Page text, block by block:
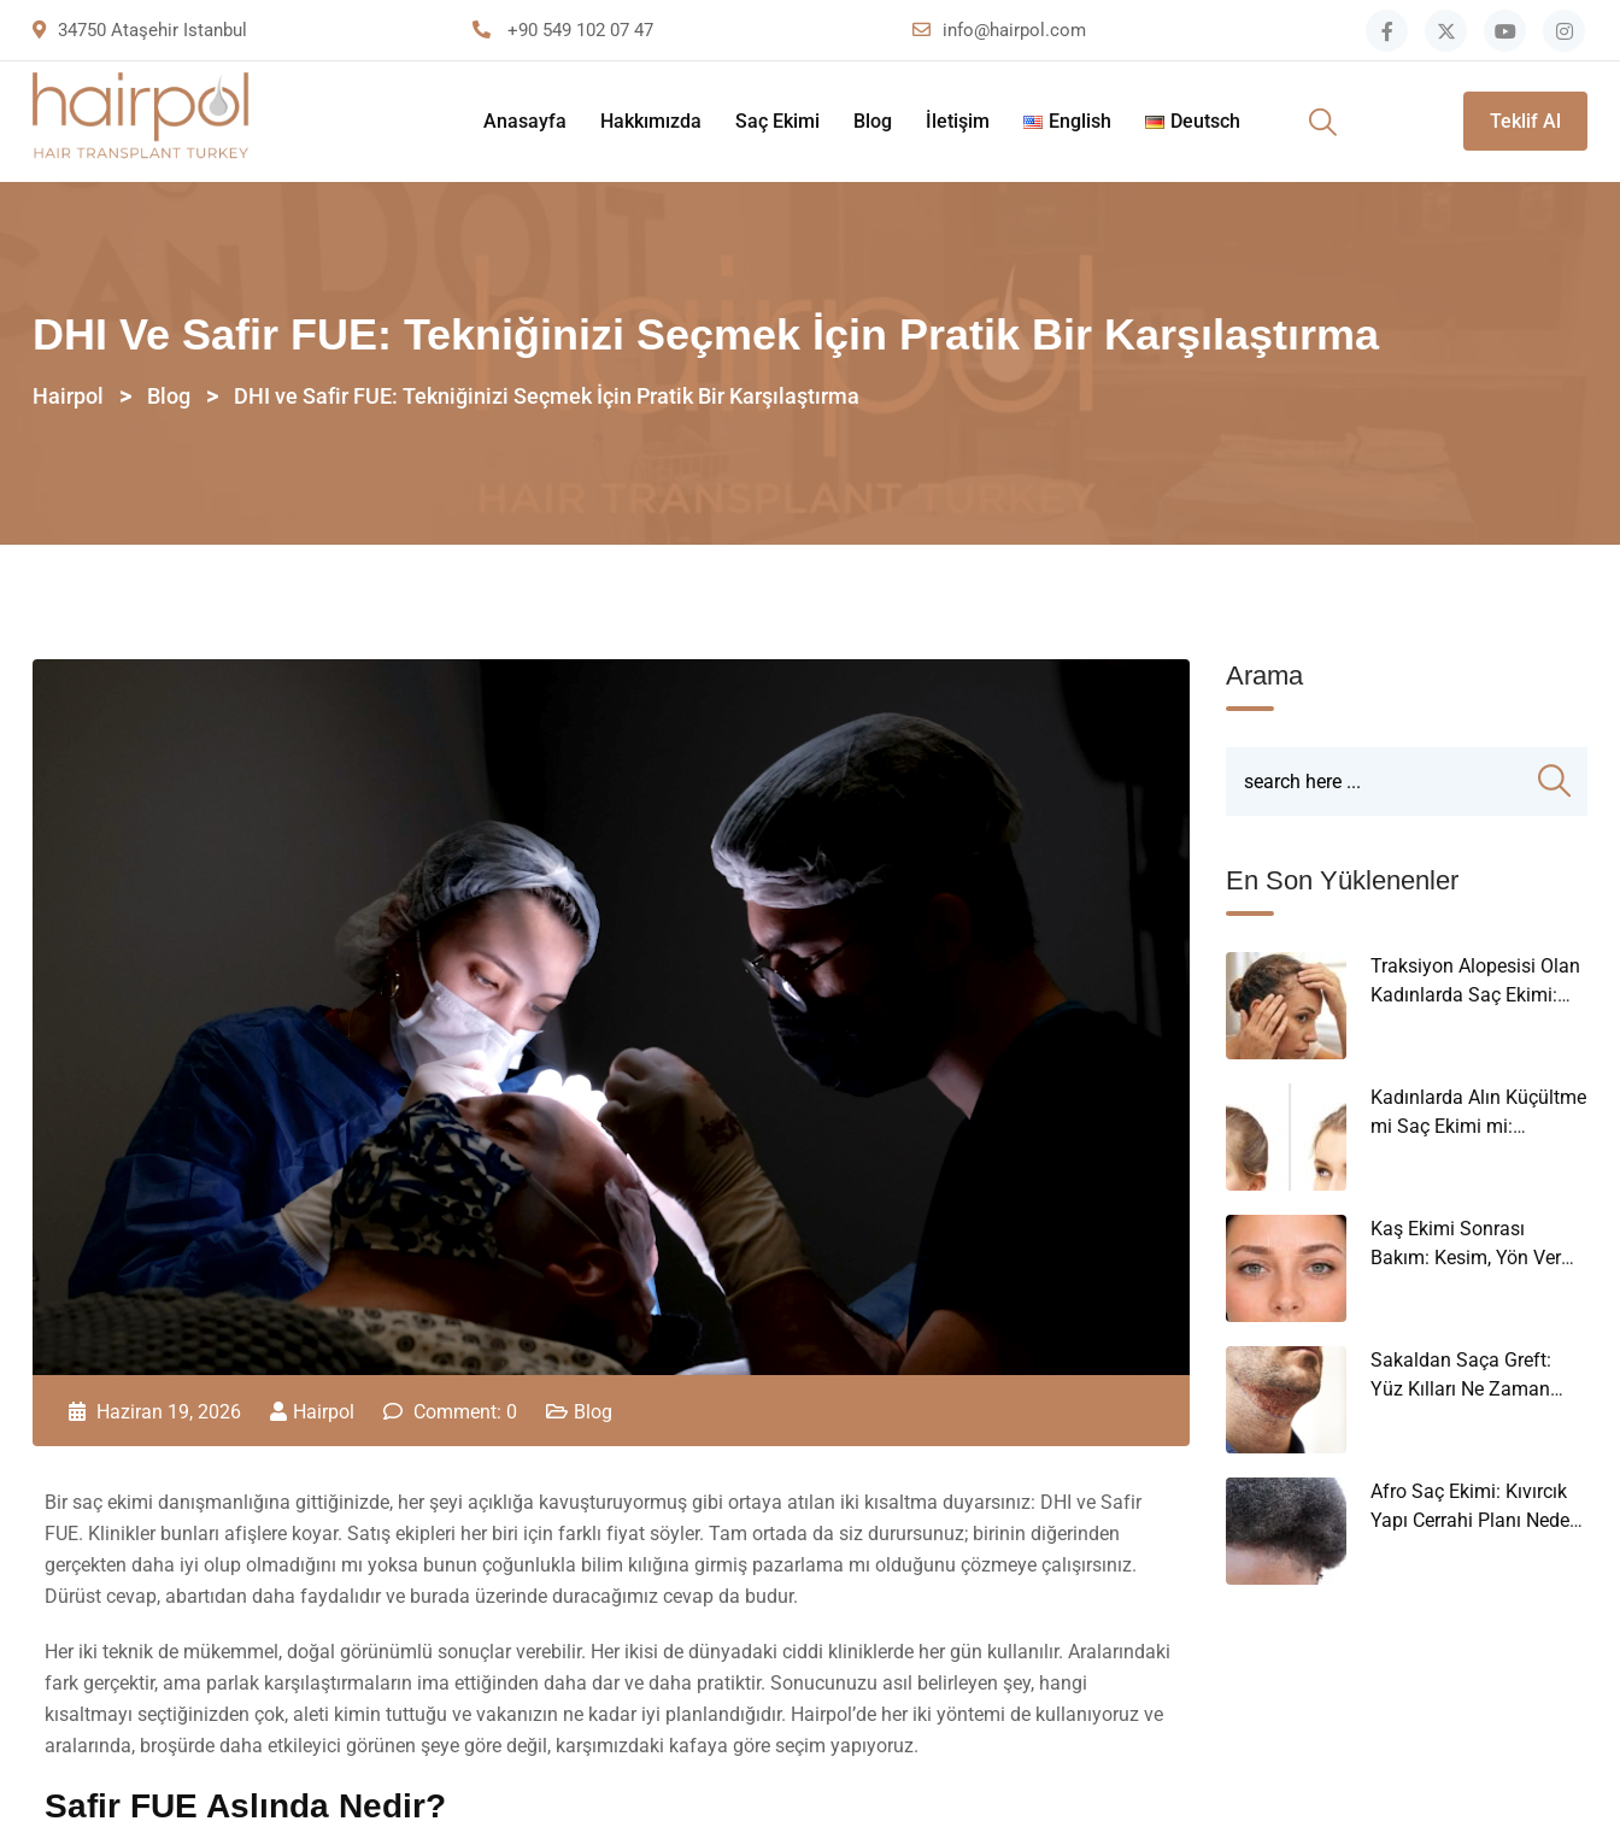
34750 Ataşehir Istanbul +90 549 102 07 47 info@hairpol.com
Anasayfa Hakkımızda Saç Ekimi Blog İletişim English Deutsch Teklif Al
DHI Ve Safir FUE: Tekniğinizi Seçmek İçin Pratik Bir Karşılaştırma
Hairpol > Blog > DHI ve Safir FUE: Tekniğinizi Seçmek İçin Pratik Bir Karşılaştırma
Haziran 19, 2026 Hairpol Comment: 0 Blog
Bir saç ekimi danışmanlığına gittiğinizde, her şeyi açıklığa kavuşturuyormuş gibi ortaya atılan iki kısaltma duyarsınız: DHI ve Safir
FUE. Klinikler bunları afişlere koyar. Satış ekipleri her biri için farklı fiyat söyler. Tam ortada da siz durursunuz; birinin diğerinden
gerçekten daha iyi olup olmadığını mı yoksa bunun çoğunlukla bilim kılığına girmiş pazarlama mı olduğunu çözmeye çalışırsınız.
Dürüst cevap, abartıdan daha faydalıdır ve burada üzerinde duracağımız cevap da budur.
Her iki teknik de mükemmel, doğal görünümlü sonuçlar verebilir. Her ikisi de dünyadaki ciddi kliniklerde her gün kullanılır. Aralarındaki
fark gerçektir, ama parlak karşılaştırmaların ima ettiğinden daha dar ve daha pratiktir. Sonucunuzu asıl belirleyen şey, hangi
kısaltmayı seçtiğinizden çok, aleti kimin tuttuğu ve vakanızın ne kadar iyi planlandığıdır. Hairpol’de her iki yöntemi de kullanıyoruz ve
aralarında, broşürde daha etkileyici görünen şeye göre değil, karşımızdaki kafaya göre seçim yapıyoruz.
Safir FUE Aslında Nedir?
Arama
En Son Yüklenenler
Traksiyon Alopesisi Olan
Kadınlarda Saç Ekimi:
Kadınlarda Alın Küçültme
mi Saç Ekimi mi:
Kaş Ekimi Sonrası
Bakım: Kesim, Yön Verme
Sakaldan Saça Greft:
Yüz Kılları Ne Zaman
Afro Saç Ekimi: Kıvırcık
Yapı Cerrahi Planı Neden